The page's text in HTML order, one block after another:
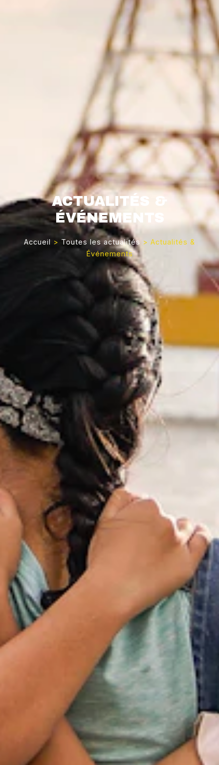
ACTUALITÉS &
ÉVÉNEMENTS
Accueil > Toutes les actualités > Actualités &
Événements